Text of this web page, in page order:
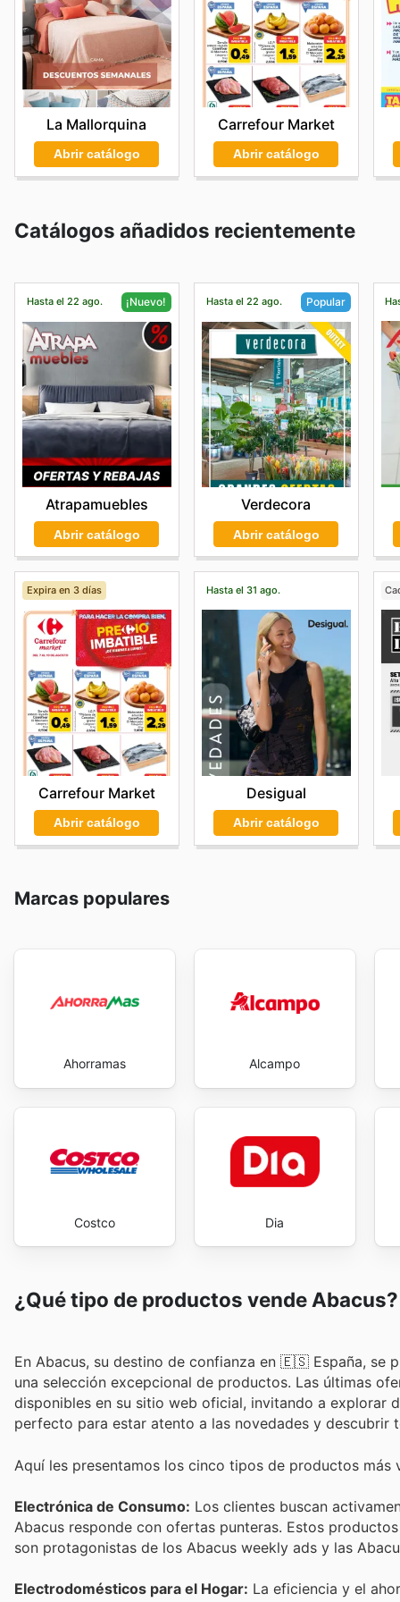
La Mallorquina
Abrir catálogo
Carrefour Market
Abrir catálogo
Catálogos añadidos recientemente
Hasta el 22 ago. ¡Nuevo!
Atrapamuebles
Abrir catálogo
Hasta el 22 ago. Popular
Verdecora
Abrir catálogo
Expira en 3 días
Carrefour Market
Abrir catálogo
Hasta el 31 ago.
Desigual
Abrir catálogo
Marcas populares
Ahorramas Alcampo
Costco Dia
¿Qué tipo de productos vende Abacus?
En Abacus, su destino de confianza en 🇪🇸 España, se
una selección excepcional de productos. Las últimas
disponibles en su sitio web oficial, invitando a explorar
perfecto para estar atento a las novedades y descubrir
Aquí les presentamos los cinco tipos de productos
Electrónica de Consumo: Los clientes buscan
Abacus responde con ofertas punteras. Estos
son protagonistas de los Abacus weekly ads y las
Electrodomésticos para el Hogar: La eficiencia y el